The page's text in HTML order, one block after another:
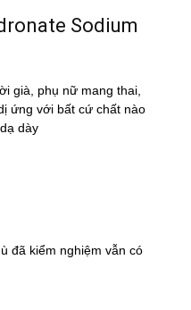
Sodium
già, phụ nữ mang thai,
ứng với bất cứ chất nào
dày
đã kiểm nghiệm vẫn có